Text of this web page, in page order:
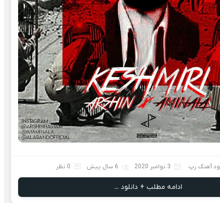
آهنگ رپ 3 نوامبر 2020 6 سال پیش 0 نظر
ادامه مطلب + دانلود ...